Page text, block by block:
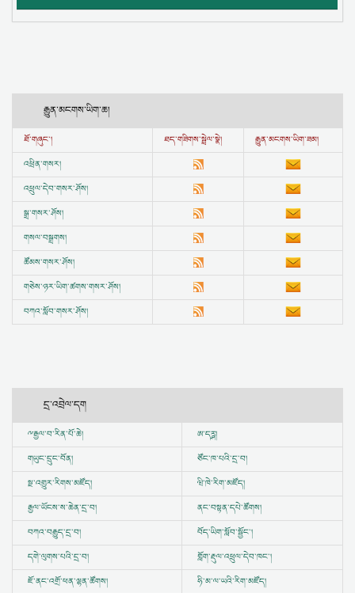
རྒྱུན་མངགས་ཡིག་ཆ།
ཐོ་གཞུང་། ཐད་གཟིགས་སྦྲེལ་སྣེ།
རྒྱུན་མངགས་ཡིག་ཟམ།
འཕྲིན་གསར།
འཕྲུལ་དེབ་གསར་ཤོས།
སྒྲ་གསར་ཤོས།
གསལ་བསྒྲགས།
ཚོམས་གསར་ཤོས།
གཅེས་ཉར་ཡིག་ཚགས་གསར་ཤོས།
བཀའ་སློབ་གསར་ཤོས།
དྲ་འབྲེལ་དག
ྋརྒྱལ་བ་རིན་པོ་ཆེ།
ཨ་དཪྴ།
གཡུང་དྲུང་བོན།
ཙོང་ཁ་པའི་དྲ་བ།
སྔ་འགྱུར་རིགས་མཛོད།
ཝི་ཁེ་རིག་མཛོད།
རྒྱལ་ཡོངས་ས་ཆེན་དྲ་བ།
ནང་བསྟན་དཔེ་ཚོགས།
བཀའ་བརྒྱུད་དྲ་བ།
བོད་ཡིག་སློབ་སྦྱོང་།
དགེ་ལུགས་པའི་དྲ་བ།
གློག་རྡུལ་འཕྲུལ་དེབ་ཁང་།
ཇོ་ནང་འགྲོ་ཕན་ལྷན་ཚོགས།
ཧི་མ་ལ་ཡའི་རིག་མཛོད།